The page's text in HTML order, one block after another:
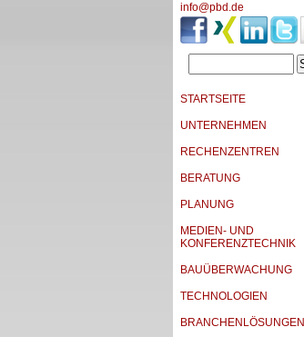
info@pbd.de
STARTSEITE
UNTERNEHMEN
RECHENZENTREN
BERATUNG
PLANUNG
MEDIEN- UND
KONFERENZTECHNIK
BAUÜBERWACHUNG
TECHNOLOGIEN
BRANCHENLÖSUNGEN